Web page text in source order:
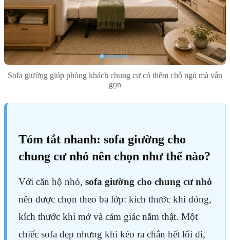
Sofa giường giúp phòng khách chung cư có thêm chỗ ngủ mà vẫn
gọn
Tóm tắt nhanh: sofa giường cho
chung cư nhỏ nên chọn như thế nào?
Với căn hộ nhỏ, sofa giường cho chung cư nhỏ
nên được chọn theo ba lớp: kích thước khi đóng,
kích thước khi mở và cảm giác nằm thật. Một
chiếc sofa đẹp nhưng khi kéo ra chắn hết lối đi,